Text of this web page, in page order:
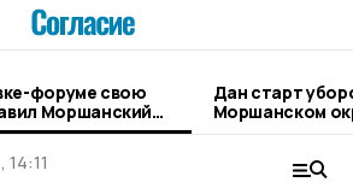
форуме свою
Моршанский
Дан старт
Моршанском